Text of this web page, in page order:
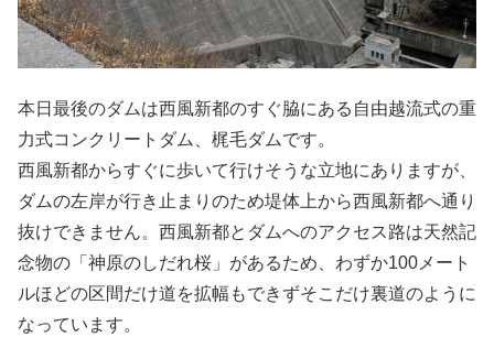
本日最後のダムは西風新都のすぐ脇にある自由越流式の重
力式コンクリートダム、梶毛ダムです。
西風新都からすぐに歩いて行けそうな立地にありますが、
ダムの左岸が行き止まりのため堤体上から西風新都へ通り
抜けできません。西風新都とダムへのアクセス路は天然記
念物の「神原のしだれ桜」があるため、わずか100メート
ルほどの区間だけ道を拡幅もできずそこだけ裏道のように
なっています。